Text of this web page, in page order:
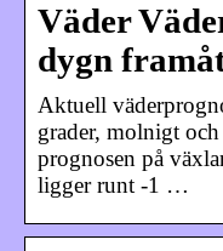
Väder
dygn
Aktuell
grader, molnigt
prognosen på
ligger runt -1 …